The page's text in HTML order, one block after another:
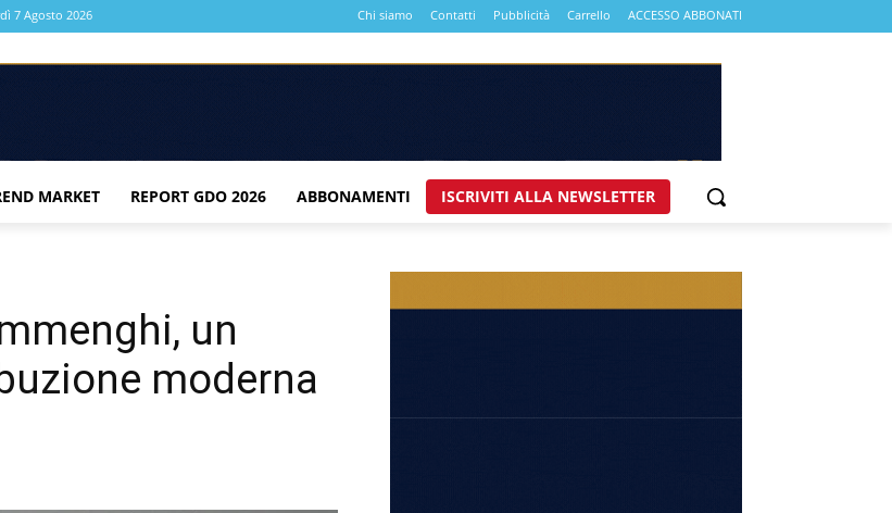
7 Agosto 2026 Chi siamo Contatti Pubblicità Carrello ACCESSO ABBONATI
MARKET REPORT GDO 2026 ABBONAMENTI ISCRIVITI ALLA NEWSLETTER
un
moderna